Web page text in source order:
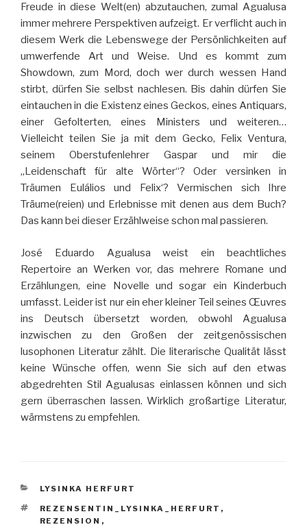
Freude in diese Welt(en) abzutauchen, zumal Agualusa
immer mehrere Perspektiven aufzeigt. Er verflicht auch in
diesem Werk die Lebenswege der Persönlichkeiten auf
umwerfende Art und Weise. Und es kommt zum
Showdown, zum Mord, doch wer durch wessen Hand
stirbt, dürfen Sie selbst nachlesen. Bis dahin dürfen Sie
eintauchen in die Existenz eines Geckos, eines Antiquars,
einer Gefolterten, eines Ministers und weiteren…
Vielleicht teilen Sie ja mit dem Gecko, Felix Ventura,
seinem Oberstufenlehrer Gaspar und mir die
„Leidenschaft für alte Wörter“? Oder versinken in
Träumen Eulálios und Felix‘? Vermischen sich Ihre
Träume(reien) und Erlebnisse mit denen aus dem Buch?
Das kann bei dieser Erzählweise schon mal passieren.
José Eduardo Agualusa weist ein beachtliches
Repertoire an Werken vor, das mehrere Romane und
Erzählungen, eine Novelle und sogar ein Kinderbuch
umfasst. Leider ist nur ein eher kleiner Teil seines Œuvres
ins Deutsch übersetzt worden, obwohl Agualusa
inzwischen zu den Großen der zeitgenössischen
lusophonen Literatur zählt. Die literarische Qualität lässt
keine Wünsche offen, wenn Sie sich auf den etwas
abgedrehten Stil Agualusas einlassen können und sich
gern überraschen lassen. Wirklich großartige Literatur,
wärmstens zu empfehlen.
KATEGORIEN
LYSINKA HERFURT
SCHLAGWÖRTER
REZENSENTIN_LYSINKA_HERFURT ,
REZENSION ,